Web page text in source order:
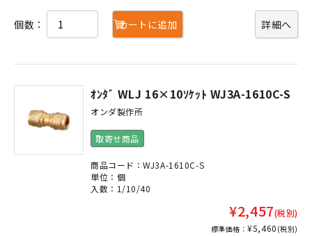
詳細へ
個数： カートに追加
ｵﾝﾀﾞ WLJ 16×10ｿｹｯﾄ WJ3A-1610C-S
オンダ製作所
取寄せ商品
商品コード：WJ3A-1610C-S
単位：個
入数：1/10/40
¥2,457(税別)
標準価格：¥5,460 (税別)